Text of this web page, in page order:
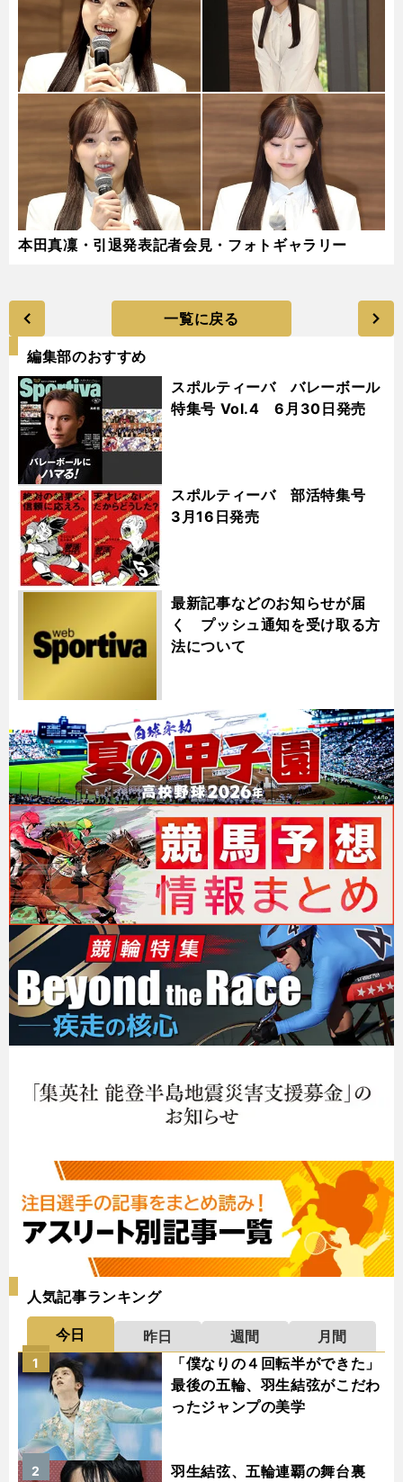
本田真凜・引退発表記者会見・フォトギャラリー
一覧に戻る
編集部のおすすめ
スポルティーバ バレーボール
特集号 Vol.4 6月30日発売
スポルティーバ 部活特集号
3月16日発売
最新記事などのお知らせが届
く プッシュ通知を受け取る方
法について
人気記事ランキング
今日 昨日 週間
月間
「僕なりの４回転半ができた」
最後の五輪、羽生結弦がこだわ
ったジャンプの美学
1
羽生結弦、五輪連覇の舞台裏
2